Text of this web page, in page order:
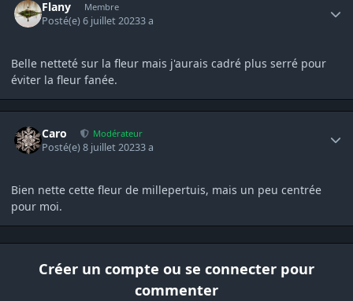
Flany Membre
Posté(e)6 juillet 20233 a
Belle netteté sur la fleur mais j'aurais cadré plus serré pour
éviter la fleur fanée.
Caro Modérateur
Posté(e)8 juillet 20233 a
Bien nette cette fleur de millepertuis, mais un peu centrée
pour moi.
Créer un compte ou se connecter pour
commenter